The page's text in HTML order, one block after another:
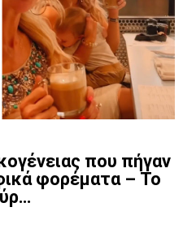
που πήγαν
φορέματα – Το